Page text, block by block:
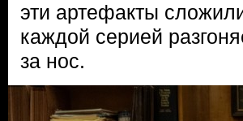
эти артефакты
каждой серией
за нос.